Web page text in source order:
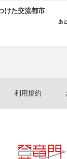
けた交流都市
あと
利用規約